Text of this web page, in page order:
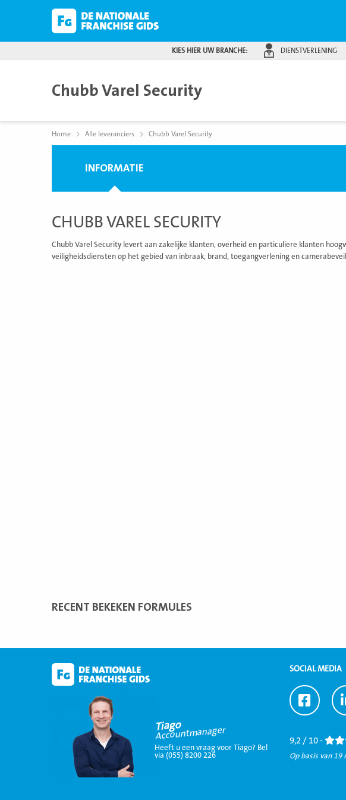
KIES HIER UW BRANCHE: DIENSTVERLENING
Chubb Varel Security
Home Alle leveranciers Chubb Varel Security
INFORMATIE
CHUBB VAREL SECURITY
Chubb Varel Security levert aan zakelijke klanten, overheid en particuliere klanten
veiligheidsdiensten op het gebied van inbraak, brand, toegangverlening en
RECENT BEKEKEN FORMULES
Tiago
Accountmanager
Heeft u een vraag voor Tiago? Bel
via (055) 8200 226
SOCIAL MEDIA
Ga
naar
9,2 / 10 -
Op basis van 19